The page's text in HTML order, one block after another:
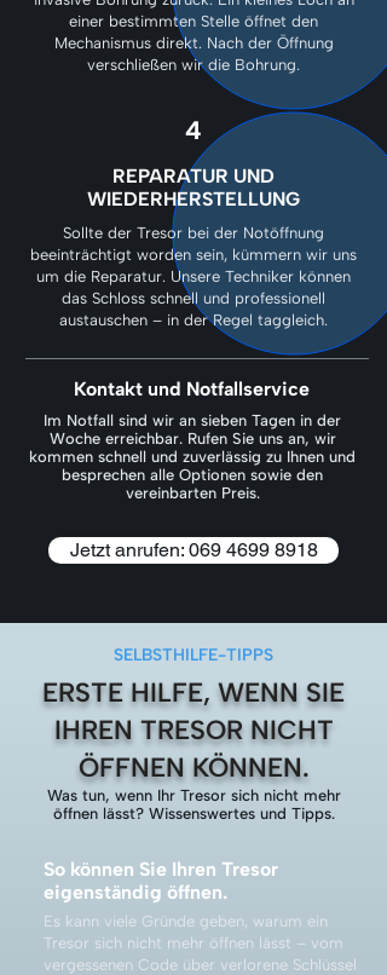
einer bestimmten Stelle öffnet den
Mechanismus direkt. Nach der Öffnung
verschließen wir die Bohrung.
4
REPARATUR UND
WIEDERHERSTELLUNG
Sollte der Tresor bei der Notöffnung
beeinträchtigt worden sein, kümmern wir uns
um die Reparatur. Unsere Techniker können
das Schloss schnell und professionell
austauschen – in der Regel taggleich.
Kontakt und Notfallservice
Im Notfall sind wir an sieben Tagen in der
Woche erreichbar. Rufen Sie uns an, wir
kommen schnell und zuverlässig zu Ihnen und
besprechen alle Optionen sowie den
vereinbarten Preis.
Jetzt anrufen: 069 4699 8918
SELBSTHILFE-TIPPS
ERSTE HILFE, WENN SIE
IHREN TRESOR NICHT
ÖFFNEN KÖNNEN.
Was tun, wenn Ihr Tresor sich nicht mehr
öffnen lässt? Wissenswertes und Tipps.
So können Sie Ihren Tresor
eigenständig öffnen.
Es kann viele Gründe geben, warum ein
Tresor sich nicht mehr öffnen lässt – vom
vergessenen Code über verlorene Schlüssel